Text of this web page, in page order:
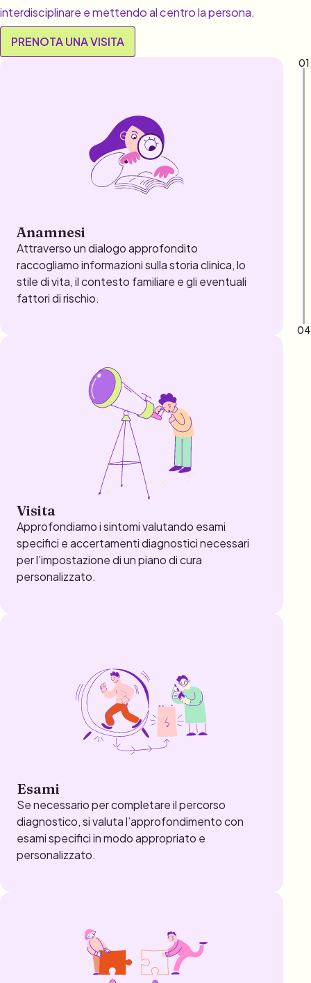
interdisciplinare e mettendo al centro la persona.
PRENOTA UNA VISITA
Anamnesi
Attraverso un dialogo approfondito
raccogliamo informazioni sulla storia clinica, lo
stile di vita, il contesto familiare e gli eventuali
fattori di rischio.
Visita
Approfondiamo i sintomi valutando esami
specifici e accertamenti diagnostici necessari
per l’impostazione di un piano di cura
personalizzato.
Esami
Se necessario per completare il percorso
diagnostico, si valuta l’approfondimento con
esami specifici in modo appropriato e
personalizzato.
01
04